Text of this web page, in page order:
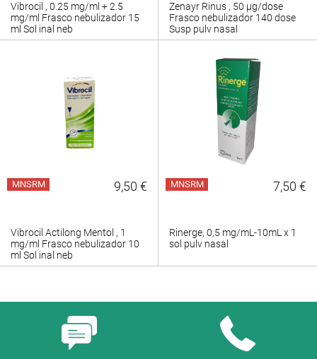
Vibrocil , 0.25 mg/ml + 2.5
mg/ml Frasco nebulizador 15
ml Sol inal neb
Zenayr Rinus , 50 µg/dose
Frasco nebulizador 140 dose
Susp pulv nasal
MNSRM 9,50 €
Vibrocil Actilong Mentol , 1
mg/ml Frasco nebulizador 10
ml Sol inal neb
MNSRM 7,50 €
Rinerge, 0,5 mg/mL-10mL x 1
sol pulv nasal